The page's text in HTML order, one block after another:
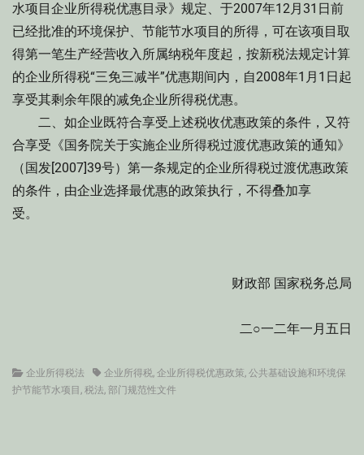
水项目企业所得税优惠目录》规定、于2007年12月31日前
已经批准的环境保护、节能节水项目的所得，可在该项目取
得第一笔生产经营收入所属纳税年度起，按新税法规定计算
的企业所得税“三免三减半”优惠期间内，自2008年1月1日起
享受其剩余年限的减免企业所得税优惠。
二、如企业既符合享受上述税收优惠政策的条件，又符
合享受《国务院关于实施企业所得税过渡优惠政策的通知》
（国发[2007]39号）第一条规定的企业所得税过渡优惠政策
的条件，由企业选择最优惠的政策执行，不得叠加享
受。
财政部 国家税务总局
二○一二年一月五日
Categories
企业所得税法 Tags企业所得税, 企业所得税优惠政策, 公共基础设施和环境保
护节能节水项目 , 税法, 部门规范性文件